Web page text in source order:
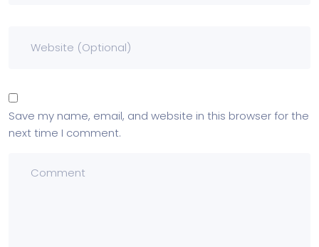
Save my name, email, and website in this browser for the
next time I comment.